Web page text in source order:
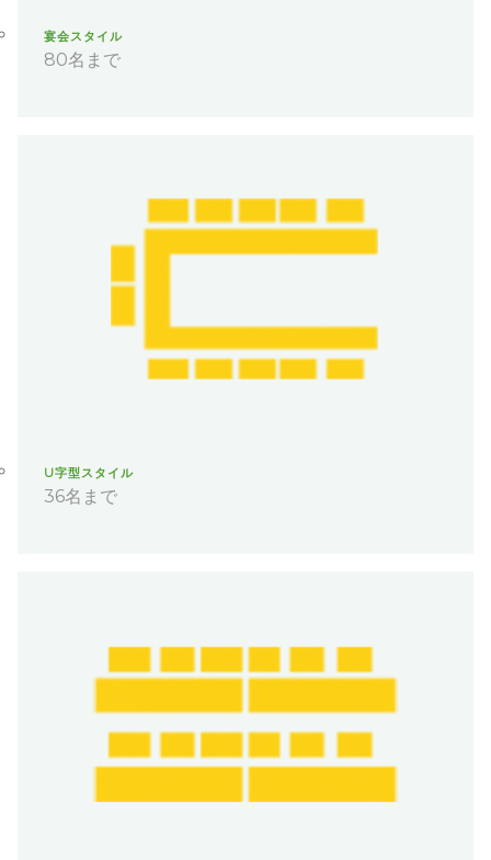
宴会スタイル
80名まで
U字型スタイル
36名まで